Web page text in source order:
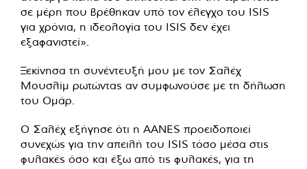
σε μέρη που βρέθηκαν υπό τον έλεγχο του ISIS
για χρόνια, η ιδεολογία του ISIS δεν έχει
εξαφανιστεί».
Ξεκίνησα τη συνέντευξή μου με τον Σαλέχ
Μουσλίμ ρωτώντας αν συμφωνούσε με τη δήλωση
του Ομάρ.
Ο Σαλέχ εξήγησε ότι η AANES προειδοποιεί
συνεχώς για την απειλή του ISIS τόσο μέσα στις
φυλακές όσο και έξω από τις φυλακές, για τη